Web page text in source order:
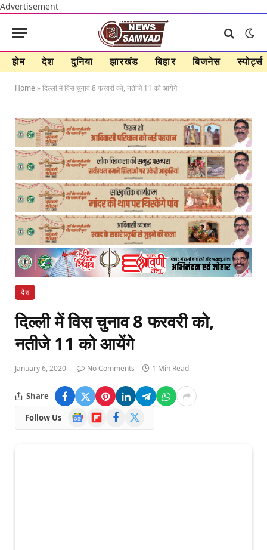
Advertisement
होम देश दुनिया झारखंड बिहार बिजनेस स्पोर्ट्स
Home »दिल्ली में विस चुनाव 8 फरवरी को, नतीजे 11 को आयेंगे
देश
दिल्ली में विस चुनाव 8 फरवरी को,
नतीजे 11 को आयेंगे
January 6, 2020 No Comments 1 Min Read
Share
Follow Us
Google
News
FlipboardFacebook